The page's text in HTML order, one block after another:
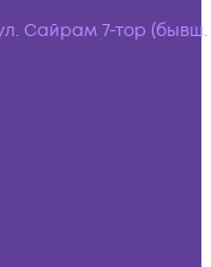
Сайрам 7-тор (бывш.